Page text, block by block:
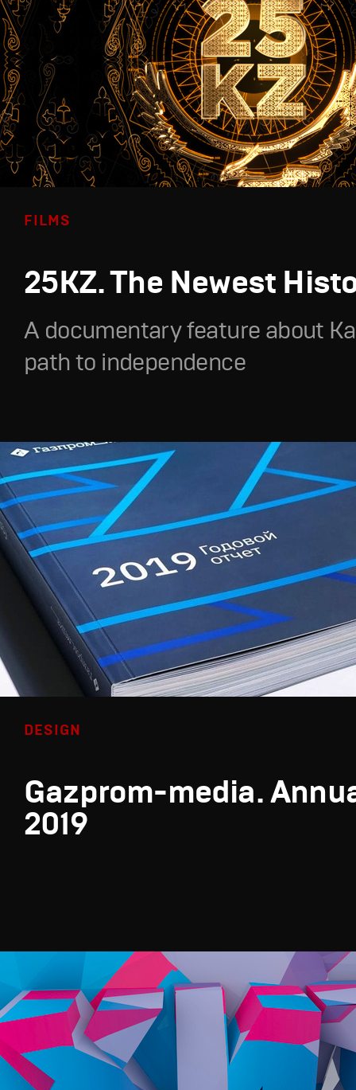
FILMS
25KZ. The Newest
A documentary feature about
path to independence
DESIGN
Gazprom-media.
2019